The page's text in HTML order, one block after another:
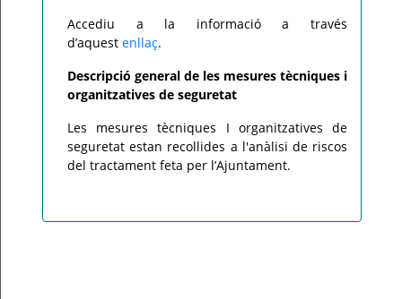
Accediu a la informació a través
d’aquest enllaç.
Descripció general de les mesures tècniques i
organitzatives de seguretat
Les mesures tècniques I organitzatives de
seguretat estan recollides a l'anàlisi de riscos
del tractament feta per l’Ajuntament.